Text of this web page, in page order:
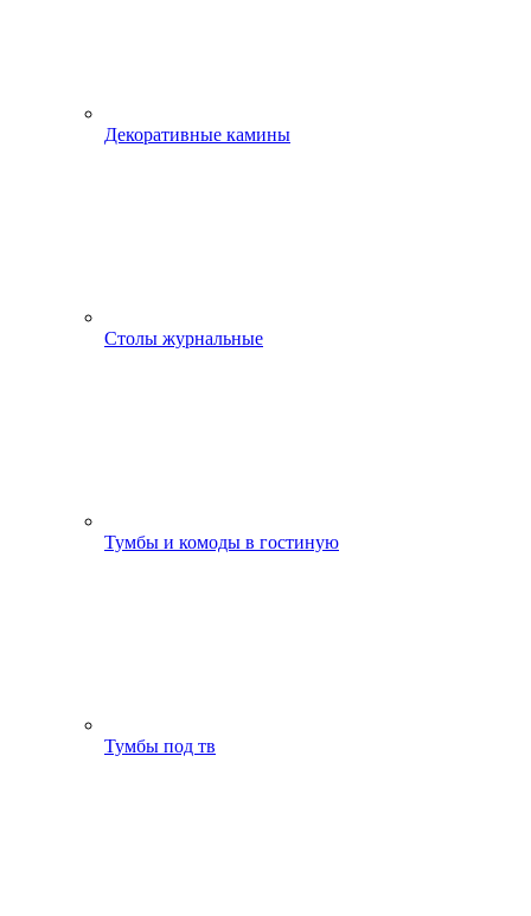
Декоративные камины
Столы журнальные
Тумбы и комоды в гостиную
Тумбы под тв